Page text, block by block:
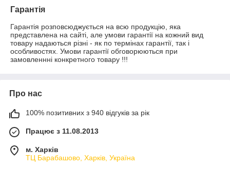
Гарантія
Гарантія розповсюджується на всю продукцію, яка
представлена на сайті, але умови гарантії на кожний вид
товару надаються різні - як по термінах гарантії, так і
особливостях. Умови гарантії обговорюються при
замовленнні конкретного товару !!!
Про нас
100% позитивних з 940 відгуків за рік
Працює з 11.08.2013
м. Харків
ТЦ Барабашово, Харків, Україна